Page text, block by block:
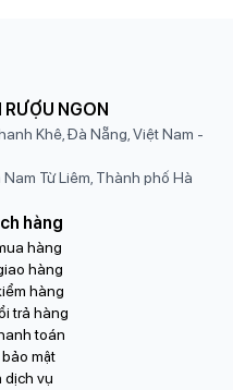
NGON
Khê, Đà Nẵng, Việt Nam -
Từ Liêm, Thành phố Hà
hàng
hàng
hàng
hàng
trả hàng
toán
mật
dịch vụ